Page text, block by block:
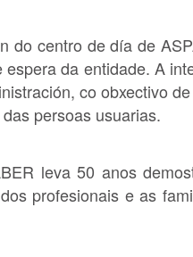
do centro de día de
da entidade. A
co obxectivo
persoas usuarias.
leva 50 anos
profesionais e as